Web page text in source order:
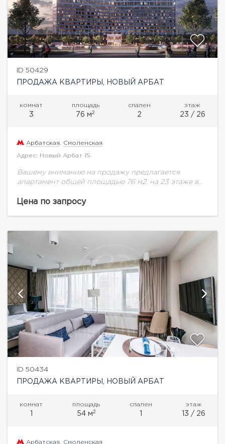
ID 50429
ПРОДАЖА КВАРТИРЫ, НОВЫЙ АРБАТ
комнат
3
площадь
76 м2
спален
2
этаж
23 / 26
Арбатская Смоленская
Адрес: Новый Арбат 15
Вашему вниманию на продажу предлагается
апартамент общей площадью 76 м2. на 23 этаже в
премиальной локации на Новом Арбате, в...
Цена по запросу
ID 50434
ПРОДАЖА КВАРТИРЫ, НОВЫЙ АРБАТ
комнат
1
площадь
54 м2
спален
1
этаж
13 / 26
Арбатская Смоленская